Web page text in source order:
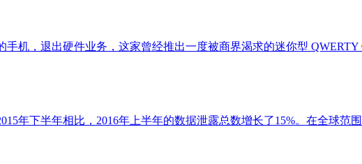
机，退出硬件业务，这家曾经推出一度被商界渴求的迷你型
年下半年相比，2016年上半年的数据泄露总数增长了15%。在全球范